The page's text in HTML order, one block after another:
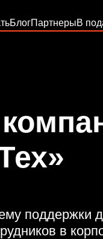
БлогПартнерыВ
поддержки
в